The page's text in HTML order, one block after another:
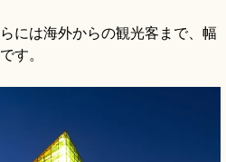
には海外からの観光客まで、幅
す。